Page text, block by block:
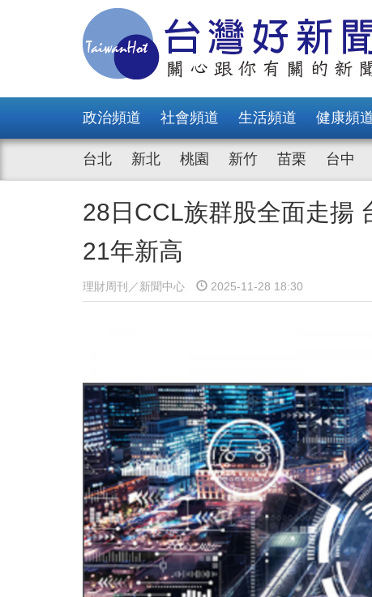
政治頻道 社會頻道 生活頻道 健康頻
台北 新北 桃園 新竹 苗栗 台中
28日CCL族群股全面走揚
21年新高
理財周刊／新聞中心 2025-11-28 18:30